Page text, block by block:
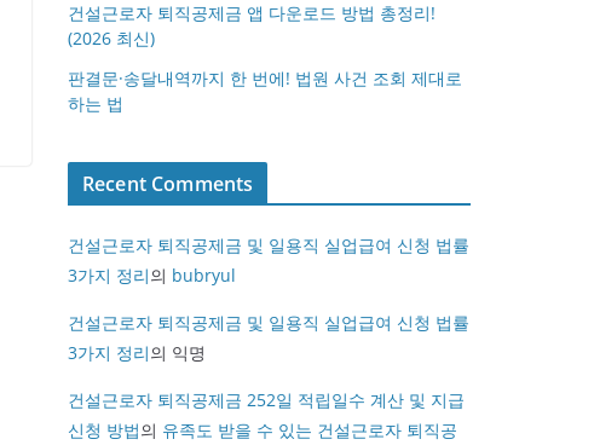
건설근로자 퇴직공제금 앱 다운로드 방법 총정리!
(2026 최신)
판결문·송달내역까지 한 번에! 법원 사건 조회 제대로
하는 법
Recent Comments
건설근로자 퇴직공제금 및 일용직 실업급여 신청 법률
3가지 정리의 bubryul
건설근로자 퇴직공제금 및 일용직 실업급여 신청 법률
3가지 정리의 익명
건설근로자 퇴직공제금 252일 적립일수 계산 및 지급
신청 방법의 유족도 받을 수 있는 건설근로자 퇴직공